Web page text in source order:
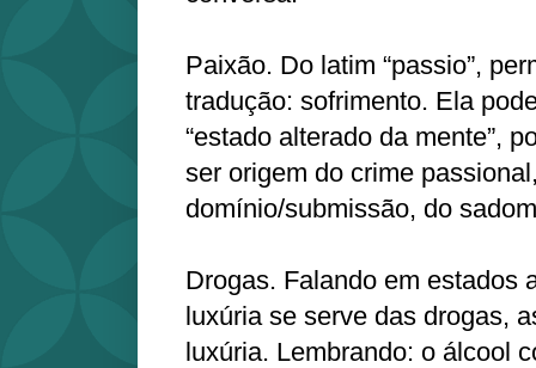
Paixão. Do latim “passio”,
tradução: sofrimento. Ela
“estado alterado da mente”,
ser origem do crime
domínio/submissão, do
Drogas. Falando em estados
luxúria se serve das drogas,
luxúria. Lembrando: o álcool